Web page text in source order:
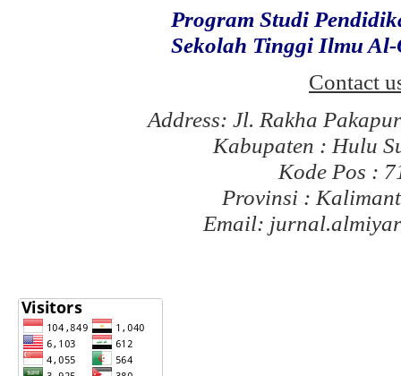
Program Studi
Sekolah Tinggi Ilmu
Contact
Address: Jl. Rakha
Kabupaten : Hulu
Kode Pos :
Provinsi :
Email: